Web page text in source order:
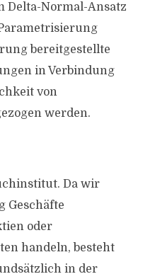
Delta-Normal-Ansatz
bereitgestellte
in Verbindung
von
werden.
Da wir
Geschäfte
oder
handeln, besteht
in der